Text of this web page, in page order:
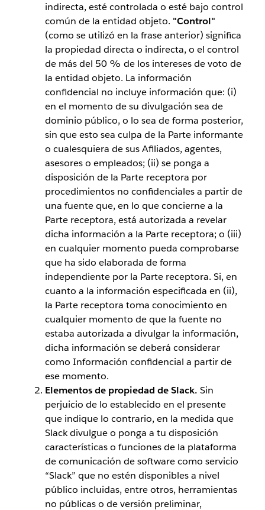
indirecta, esté controlada o esté bajo control
común de la entidad objeto. "Control"
(como se utilizó en la frase anterior) significa
la propiedad directa o indirecta, o el control
de más del 50 % de los intereses de voto de
la entidad objeto. La información
confidencial no incluye información que: (i)
en el momento de su divulgación sea de
dominio público, o lo sea de forma posterior,
sin que esto sea culpa de la Parte informante
o cualesquiera de sus Afiliados, agentes,
asesores o empleados; (ii) se ponga a
disposición de la Parte receptora por
procedimientos no confidenciales a partir de
una fuente que, en lo que concierne a la
Parte receptora, está autorizada a revelar
dicha información a la Parte receptora; o (iii)
en cualquier momento pueda comprobarse
que ha sido elaborada de forma
independiente por la Parte receptora. Si, en
cuanto a la información especificada en (ii),
la Parte receptora toma conocimiento en
cualquier momento de que la fuente no
estaba autorizada a divulgar la información,
dicha información se deberá considerar
como Información confidencial a partir de
ese momento.
Elementos de propiedad de Slack. Sin
perjuicio de lo establecido en el presente
que indique lo contrario, en la medida que
Slack divulgue o ponga a tu disposición
características o funciones de la plataforma
de comunicación de software como servicio
“Slack” que no estén disponibles a nivel
público incluidas, entre otros, herramientas
no públicas o de versión preliminar,